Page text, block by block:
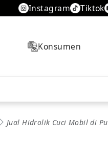
Instagram Tiktok
Konsumen
Jual Hidrolik Cuci Mobil di